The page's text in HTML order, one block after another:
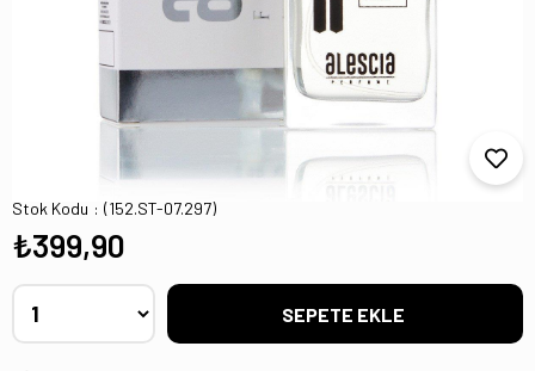
St-07 Bulgsarı Omnıars Edp 50 ml Kadın
Stok Kodu (152.ST-07.297)
₺399,90